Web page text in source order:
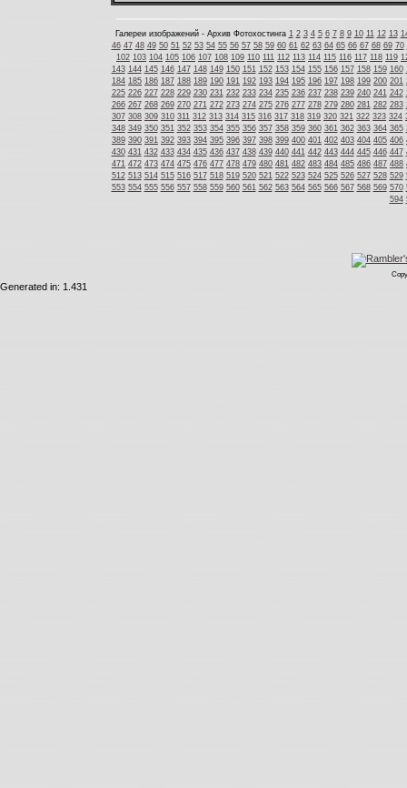
Галереи изображений - Архив Фотохостинга 1 2 3 4 5 6 7 8 9 10 11 12 13
46 47 48 49 50 51 52 53 54 55 56 57 58 59 60 61 62 63 64 65 66 67 68 69 70
102 103 104 105 106 107 108 109 110 111 112 113 114 115 116 117 118 119
143 144 145 146 147 148 149 150 151 152 153 154 155 156 157 158 159 160
184 185 186 187 188 189 190 191 192 193 194 195 196 197 198 199 200 201
225 226 227 228 229 230 231 232 233 234 235 236 237 238 239 240 241 242
266 267 268 269 270 271 272 273 274 275 276 277 278 279 280 281 282 283
307 308 309 310 311 312 313 314 315 316 317 318 319 320 321 322 323 324
348 349 350 351 352 353 354 355 356 357 358 359 360 361 362 363 364 365
389 390 391 392 393 394 395 396 397 398 399 400 401 402 403 404 405 406
430 431 432 433 434 435 436 437 438 439 440 441 442 443 444 445 446 447
471 472 473 474 475 476 477 478 479 480 481 482 483 484 485 486 487 488
512 513 514 515 516 517 518 519 520 521 522 523 524 525 526 527 528 529
553 554 555 556 557 558 559 560 561 562 563 564 565 566 567 568 569 570
594
Generated in: 1.431